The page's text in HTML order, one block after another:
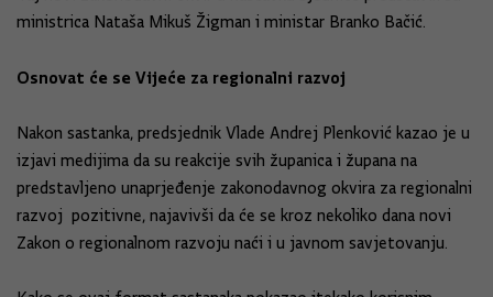
ministrica Nataša Mikuš Žigman i ministar Branko Bačić.
Osnovat će se Vijeće za regionalni razvoj
Nakon sastanka, predsjednik Vlade Andrej Plenković kazao je u
izjavi medijima da su reakcije svih županica i župana na
predstavljeno unaprjeđenje zakonodavnog okvira za regionalni
razvoj pozitivne, najavivši da će se kroz nekoliko dana novi
Zakon o regionalnom razvoju naći i u javnom savjetovanju.